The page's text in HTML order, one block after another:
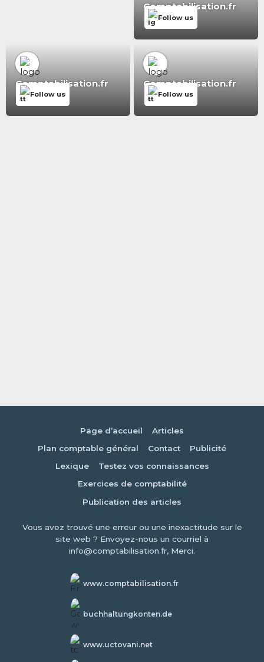
Comptabilisation.fr
Follow us
Comptabilisation.fr
Follow us
Comptabilisation.fr
Follow us
Page d’accueil
Articles
Plan comptable général
Contact
Publicité
Lexique
Testez vos connaissances
Exercices de comptabilité
Publication des articles
Vous avez trouvé une erreur ou une inexactitude sur le
site web ? Envoyez-nous un courriel à
info@comptabilisation.fr, Merci.
www.comptabilisation.fr
buchhaltungkonten.de
www.uctovani.net